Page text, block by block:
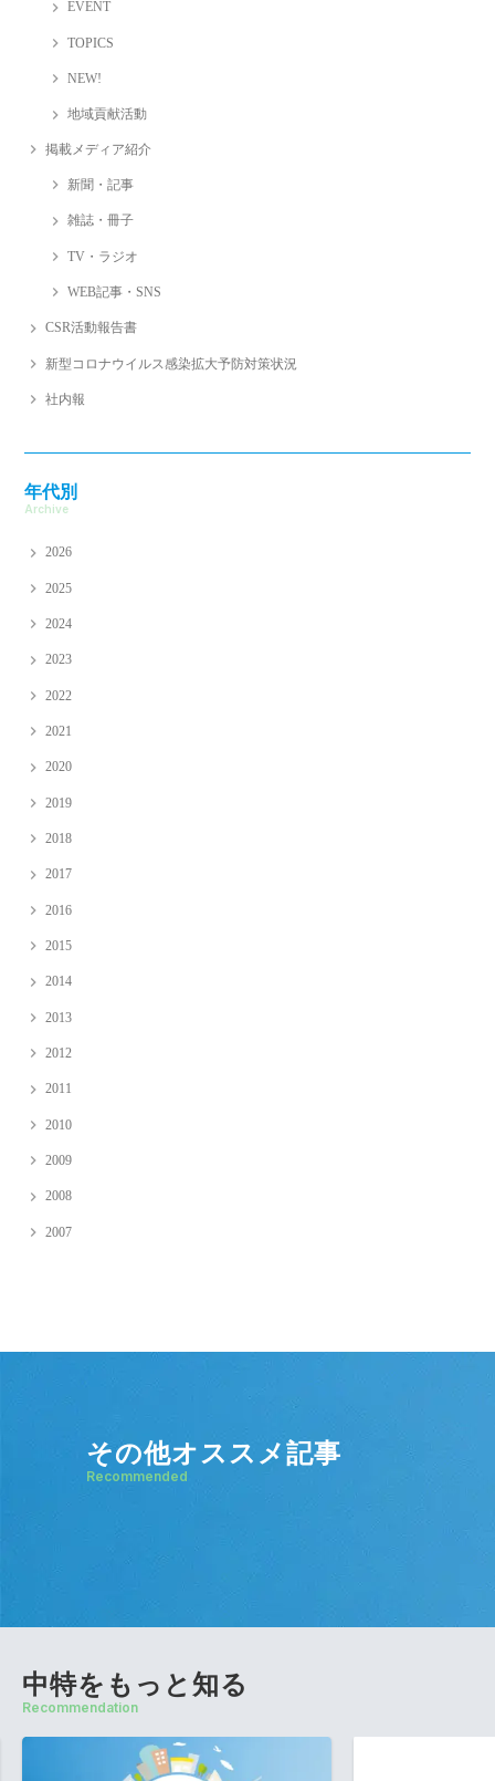
EVENT
TOPICS
NEW!
地域貢献活動
掲載メディア紹介
新聞・記事
雑誌・冊子
TV・ラジオ
WEB記事・SNS
CSR活動報告書
新型コロナウイルス感染拡大予防対策状況
社内報
年代別
Archive
2026
2025
2024
2023
2022
2021
2020
2019
2018
2017
2016
2015
2014
2013
2012
2011
2010
2009
2008
2007
その他オススメ記事
Recommended
中特をもっと知る
Recommendation